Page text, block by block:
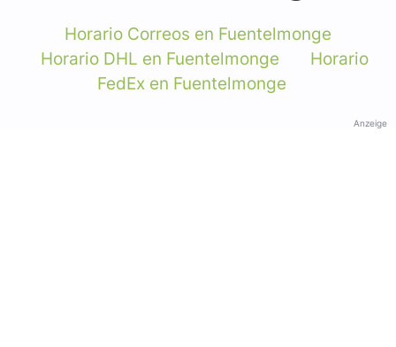
Horario Correos en Fuentelmonge
Horario DHL en Fuentelmonge
Horario
FedEx en Fuentelmonge
Anzeige